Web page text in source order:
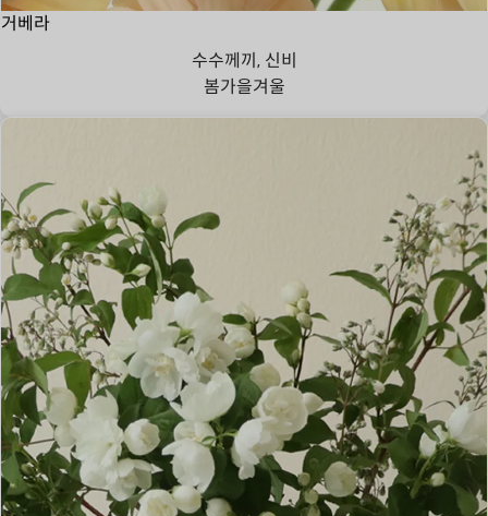
거베라
수수께끼, 신비
봄가을겨울